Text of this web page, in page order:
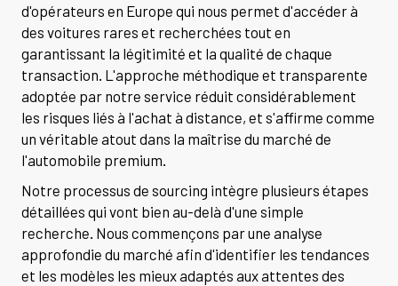
d'opérateurs en Europe qui nous permet d'accéder à
des voitures rares et recherchées tout en
garantissant la légitimité et la qualité de chaque
transaction. L'approche méthodique et transparente
adoptée par notre service réduit considérablement
les risques liés à l'achat à distance, et s'affirme comme
un véritable atout dans la maîtrise du marché de
l'automobile premium.
Notre processus de sourcing intègre plusieurs étapes
détaillées qui vont bien au-delà d'une simple
recherche. Nous commençons par une analyse
approfondie du marché afin d'identifier les tendances
et les modèles les mieux adaptés aux attentes des